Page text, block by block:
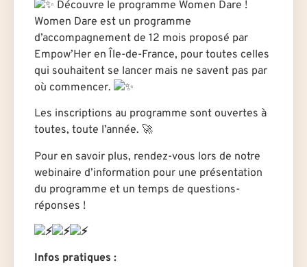
Découvre le programme Women Dare !
Women Dare est un programme
d’accompagnement de 12 mois proposé par
Empow’Her en Île-de-France, pour toutes celles
qui souhaitent se lancer mais ne savent pas par
où commencer.
Les inscriptions au programme sont ouvertes à
toutes, toute l’année. 🚀
Pour en savoir plus, rendez-vous lors de notre
webinaire d’information pour une présentation
du programme et un temps de questions-
réponses !
Infos pratiques :